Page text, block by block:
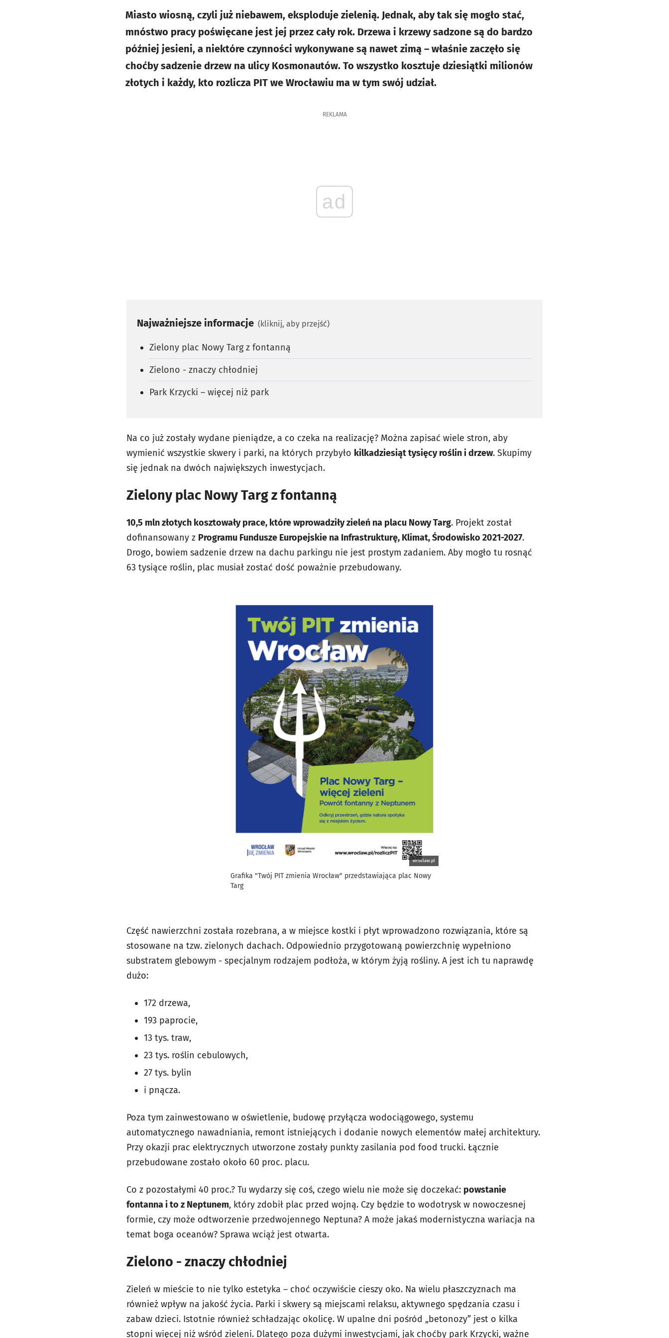
Miasto wiosną, czyli już niebawem, eksploduje zielenią. Jednak, aby tak się mogło stać,
mnóstwo pracy poświęcane jest jej przez cały rok. Drzewa i krzewy sadzone są do bardzo
później jesieni, a niektóre czynności wykonywane są nawet zimą – właśnie zaczęło się
choćby sadzenie drzew na ulicy Kosmonautów. To wszystko kosztuje dziesiątki milionów
złotych i każdy, kto rozlicza PIT we Wrocławiu ma w tym swój udział.
REKLAMA
ad
Najważniejsze informacje (kliknij, aby przejść)
Zielony plac Nowy Targ z fontanną
Zielono - znaczy chłodniej
Park Krzycki – więcej niż park
Na co już zostały wydane pieniądze, a co czeka na realizację? Można zapisać wiele stron, aby
wymienić wszystkie skwery i parki, na których przybyło kilkadziesiąt tysięcy roślin i drzew. Skupimy
się jednak na dwóch największych inwestycjach.
Zielony plac Nowy Targ z fontanną
10,5 mln złotych kosztowały prace, które wprowadziły zieleń na placu Nowy Targ. Projekt został
dofinansowany z Programu Fundusze Europejskie na Infrastrukturę, Klimat, Środowisko 2021-2027.
Drogo, bowiem sadzenie drzew na dachu parkingu nie jest prostym zadaniem. Aby mogło tu rosnąć
63 tysiące roślin, plac musiał zostać dość poważnie przebudowany.
wroclaw.pl
Grafika "Twój PIT zmienia Wrocław" przedstawiająca plac Nowy
Targ
Część nawierzchni została rozebrana, a w miejsce kostki i płyt wprowadzono rozwiązania, które są
stosowane na tzw. zielonych dachach. Odpowiednio przygotowaną powierzchnię wypełniono
substratem glebowym - specjalnym rodzajem podłoża, w którym żyją rośliny. A jest ich tu naprawdę
dużo:
172 drzewa,
193 paprocie,
13 tys. traw,
23 tys. roślin cebulowych,
27 tys. bylin
i pnącza.
Poza tym zainwestowano w oświetlenie, budowę przyłącza wodociągowego, systemu
automatycznego nawadniania, remont istniejących i dodanie nowych elementów małej architektury.
Przy okazji prac elektrycznych utworzone zostały punkty zasilania pod food trucki. Łącznie
przebudowane zostało około 60 proc. placu.
Co z pozostałymi 40 proc.? Tu wydarzy się coś, czego wielu nie może się doczekać: powstanie
fontanna i to z Neptunem, który zdobił plac przed wojną. Czy będzie to wodotrysk w nowoczesnej
formie, czy może odtworzenie przedwojennego Neptuna? A może jakaś modernistyczna wariacja na
temat boga oceanów? Sprawa wciąż jest otwarta.
Zielono - znaczy chłodniej
Zieleń w mieście to nie tylko estetyka – choć oczywiście cieszy oko. Na wielu płaszczyznach ma
również wpływ na jakość życia. Parki i skwery są miejscami relaksu, aktywnego spędzania czasu i
zabaw dzieci. Istotnie również schładzając okolicę. W upalne dni pośród „betonozy” jest o kilka
stopni więcej niż wśród zieleni. Dlatego poza dużymi inwestycjami, jak choćby park Krzycki, ważne